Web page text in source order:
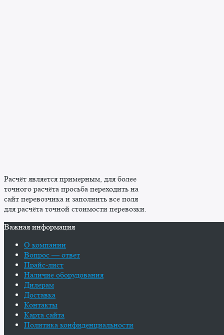
Расчёт является примерным, для более
точного расчёта просьба переходить на
сайт перевозчика и заполнить все поля
для расчёта точной стоимости перевозки.
Важная информация
О компании
Вопрос — ответ
Прайс-лист
Наличие оборудования
Дилерам
Доставка
Контакты
Карта сайта
Политика конфиденциальности